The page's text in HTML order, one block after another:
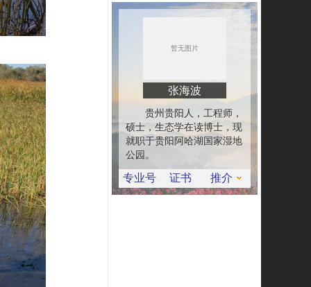
张海波
贵州贵阳人，工程师，
硕士，生态学在读博士，现
就职于贵阳阿哈湖国家湿地
公园。
专业号 证书 推介